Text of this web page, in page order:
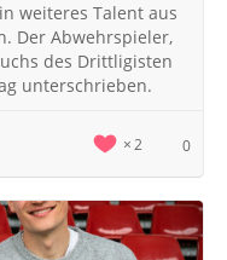
weiteres Talent aus
Der Abwehrspieler,
des Drittligisten
unterschrieben.
2 0